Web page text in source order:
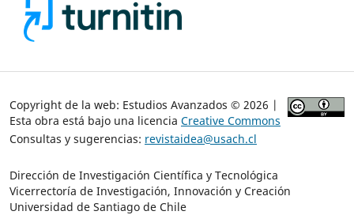
Copyright de la web: Estudios Avanzados © 2026 |
Esta obra está bajo una licencia Creative Commons
Consultas y sugerencias: revistaidea@usach.cl
Dirección de Investigación Científica y Tecnológica
Vicerrectoría de Investigación, Innovación y Creación
Universidad de Santiago de Chile